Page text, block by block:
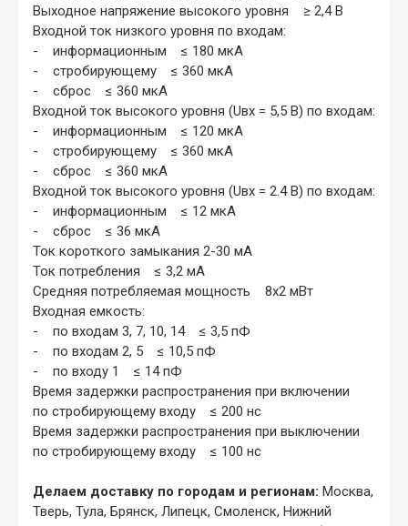
Выходное напряжение высокого уровня ≥ 2,4 В
Входной ток низкого уровня по входам:
- информационным ≤ 180 мкА
- стробирующему ≤ 360 мкА
- сброс ≤ 360 мкА
Входной ток высокого уровня (Uвx = 5,5 В) по входам:
- информационным ≤ 120 мкА
- стробирующему ≤ 360 мкА
- сброс ≤ 360 мкА
Входной ток высокого уровня (Uвx = 2.4 В) по входам:
- информационным ≤ 12 мкА
- сброс ≤ 36 мкА
Ток короткого замыкания 2-30 мА
Ток потребления ≤ 3,2 мА
Средняя потребляемая мощность 8x2 мВт
Входная емкость:
- по входам 3, 7, 10, 14 ≤ 3,5 пФ
- по входам 2, 5 ≤ 10,5 пФ
- по входу 1 ≤ 14 пФ
Время задержки распространения при включении
по стробирующему входу ≤ 200 нс
Время задержки распространения при выключении
по стробирующему входу ≤ 100 нс
Делаем доставку по городам и регионам: Москва,
Тверь, Тула, Брянск, Липецк, Смоленск, Нижний